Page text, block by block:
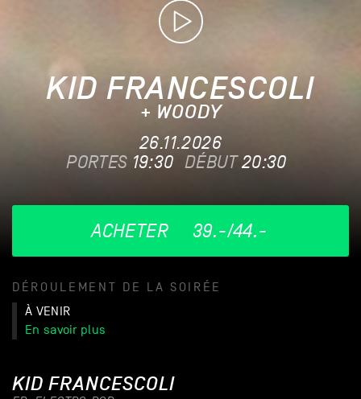
KID FRANCESCOLI
+ WOODY
26.11.2026
PORTES 19:30 DÉBUT 20:30
ACHETER 39.-/44.-
DÉROULEMENT DE LA SOIRÉE
À VENIR
En savoir plus
KID FRANCESCOLI